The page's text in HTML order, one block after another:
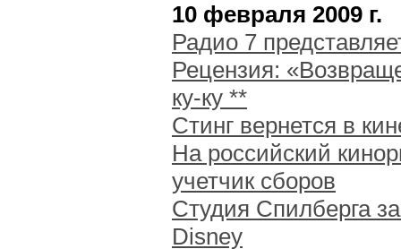
10 февраля 2009 г.
Радио 7
Рецензия:
ку-ку **
Стинг вернется в
На российский
учетчик сборов
Студия Спилберга
Disney